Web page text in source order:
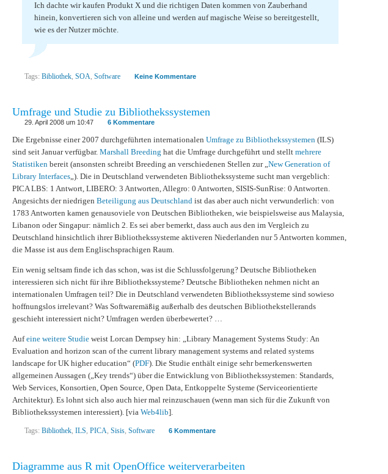
Ich dachte wir kaufen Produkt X und die richtigen Daten kommen von Zauberhand
hinein, konvertieren sich von alleine und werden auf magische Weise so bereitgestellt,
wie es der Nutzer möchte.
Tags: Bibliothek, SOA, Software Keine Kommentare
Umfrage und Studie zu Bibliothekssystemen
29. April 2008 um 10:47 6 Kommentare
Die Ergebnisse einer 2007 durchgeführten internationalen Umfrage zu Bibliothekssystemen (ILS)
sind seit Januar verfügbar. Marshall Breeding hat die Umfrage durchgeführt und stellt mehrere
Statistiken bereit (ansonsten schreibt Breeding an verschiedenen Stellen zur „New Generation of
Library Interfaces„). Die in Deutschland verwendeten Bibliothekssysteme sucht man vergeblich:
PICA LBS: 1 Antwort, LIBERO: 3 Antworten, Allegro: 0 Antworten, SISIS-SunRise: 0 Antworten.
Angesichts der niedrigen Beteiligung aus Deutschland ist das aber auch nicht verwunderlich: von
1783 Antworten kamen genausoviele von Deutschen Bibliotheken, wie beispielsweise aus Malaysia,
Libanon oder Singapur: nämlich 2. Es sei aber bemerkt, dass auch aus den im Vergleich zu
Deutschland hinsichtlich ihrer Bibliothekssysteme aktiveren Niederlanden nur 5 Antworten kommen,
die Masse ist aus dem Englischsprachigen Raum.
Ein wenig seltsam finde ich das schon, was ist die Schlussfolgerung? Deutsche Bibliotheken
interessieren sich nicht für ihre Bibliothekssysteme? Deutsche Bibliotheken nehmen nicht an
internationalen Umfragen teil? Die in Deutschland verwendeten Bibliothekssysteme sind sowieso
hoffnungslos irrelevant? Was Softwaremäßig außerhalb des deutschen Bibliothekstellerands
geschieht interessiert nicht? Umfragen werden überbewertet? …
Aufeine weitere Studie weist Lorcan Dempsey hin: „Library Management Systems Study: An
Evaluation and horizon scan of the current library management systems and related systems
landscape for UK higher education“ (PDF). Die Studie enthält einige sehr bemerkenswerten
allgemeinen Aussagen („Key trends“) über die Entwicklung von Bibliothekssystemen: Standards,
Web Services, Konsortien, Open Source, Open Data, Entkoppelte Systeme (Serviceorientierte
Architektur). Es lohnt sich also auch hier mal reinzuschauen (wenn man sich für die Zukunft von
Bibliothekssystemen interessiert). [via Web4lib].
Tags: Bibliothek, ILS, PICA, Sisis, Software 6 Kommentare
Diagramme aus R mit OpenOffice weiterverarbeiten